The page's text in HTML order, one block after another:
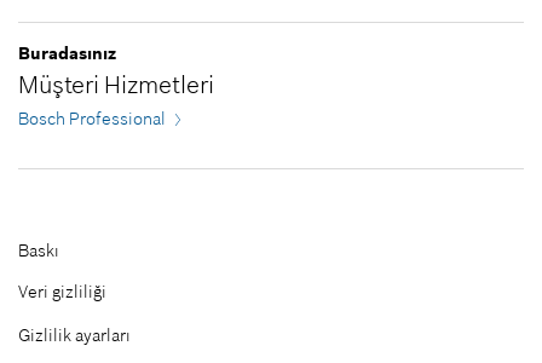
772,66 TL*
* Fiyatlara KDV dahildir.
Talep listene ekle
Buradasınız
Müşteri Hizmetleri
Bosch Professional
Baskı
Veri gizliliği
Gizlilik ayarları